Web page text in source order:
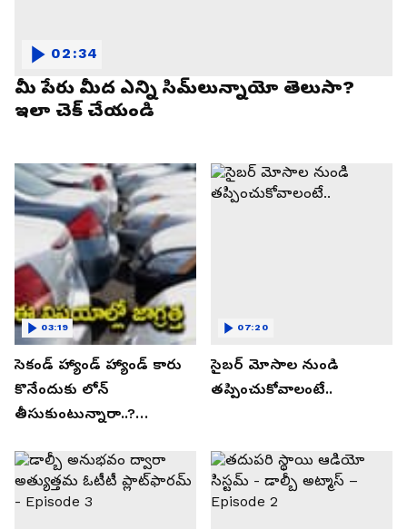
మీ పేరు మీద ఎన్ని సిమ్‌లున్నాయో తెలుసా?
ఇలా చెక్ చేయండి
02:34
సెకండ్ హ్యాండ్ హ్యాండ్ కారు
కొనేందుకు లోన్
తీసుకుంటున్నారా..?
తెలుసుకోండి..!
03:19
సైబర్ మోసాల నుండి
తప్పించుకోవాలంటే..
07:20